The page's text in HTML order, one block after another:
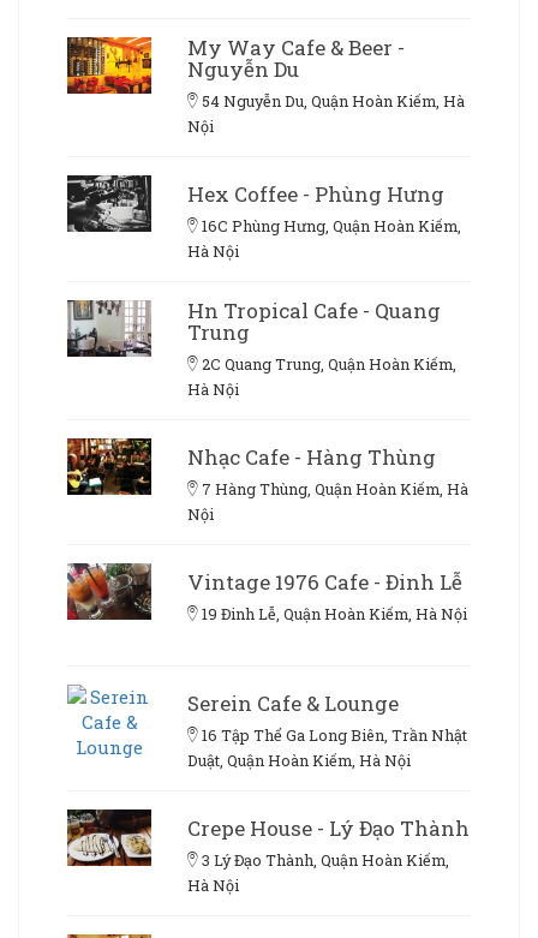
My Way Cafe & Beer -
Nguyễn Du
54 Nguyễn Du, Quận Hoàn Kiếm, Hà
Nội
Hex Coffee - Phùng Hưng
16C Phùng Hưng, Quận Hoàn Kiếm,
Hà Nội
Hn Tropical Cafe - Quang
Trung
2C Quang Trung, Quận Hoàn Kiếm,
Hà Nội
Nhạc Cafe - Hàng Thùng
7 Hàng Thùng, Quận Hoàn Kiếm, Hà
Nội
Vintage 1976 Cafe - Đinh Lễ
19 Đinh Lễ, Quận Hoàn Kiếm, Hà Nội
Serein Cafe & Lounge
16 Tập Thể Ga Long Biên, Trần Nhật
Duật, Quận Hoàn Kiếm, Hà Nội
Crepe House - Lý Đạo Thành
3 Lý Đạo Thành, Quận Hoàn Kiếm,
Hà Nội